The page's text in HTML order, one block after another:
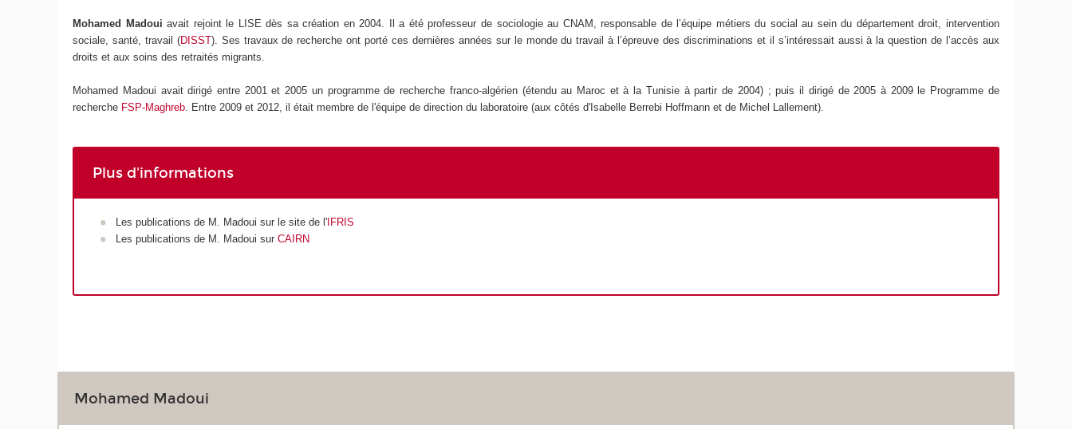
Mohamed Madoui avait rejoint le LISE dès sa création en 2004. Il a été professeur de sociologie au CNAM, responsable de l’équipe métiers du social au sein du département droit, intervention
sociale, santé, travail (DISST). Ses travaux de recherche ont porté ces dernières années sur le monde du travail à l’épreuve des discriminations et il s’intéressait aussi à la question de l’accès aux
droits et aux soins des retraités migrants.
Mohamed Madoui avait dirigé entre 2001 et 2005 un programme de recherche franco-algérien (étendu au Maroc et à la Tunisie à partir de 2004) ; puis il dirigé de 2005 à 2009 le Programme de
recherche FSP-Maghreb . Entre 2009 et 2012, il était membre de l'équipe de direction du laboratoire (aux côtés d'Isabelle Berrebi Hoffmann et de Michel Lallement).
Plus d'informations
Les publications de M. Madoui sur le site de l' IFRIS
Les publications de M. Madoui surCAIRN
Mohamed Madoui